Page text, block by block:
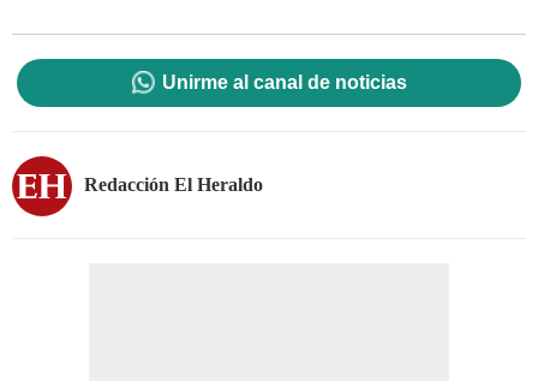
Unirme al canal de noticias
Redacción El Heraldo